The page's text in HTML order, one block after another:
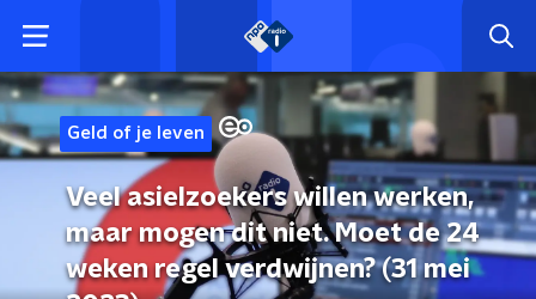
Geld of je leven
Veel asielzoekers willen werken,
maar mogen dit niet. Moet de 24
weken regel verdwijnen? (31 mei